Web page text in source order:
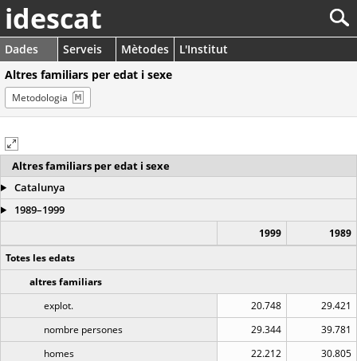
idescat
Dades Serveis Mètodes
L'Institut
Altres familiars per edat i sexe
Metodologia
Altres familiars per edat i sexe
Catalunya
1989–1999
1999
1989
Totes les edats
altres familiars
explot.
20.748
29.421
nombre persones
29.344
39.781
homes
22.212
30.805